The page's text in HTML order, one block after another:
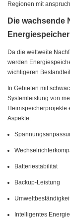
Regionen mit
Die wachsende
Da die weltweite
werden
wichtigeren
In Gebieten mit
Systemleistung von
Heimspeicherprojekte
Aspekte:
Batteriestabilität
Backup-Leistung
Intelligentes